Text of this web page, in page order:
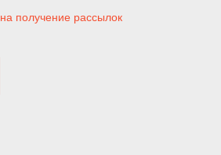
на получение рассылок